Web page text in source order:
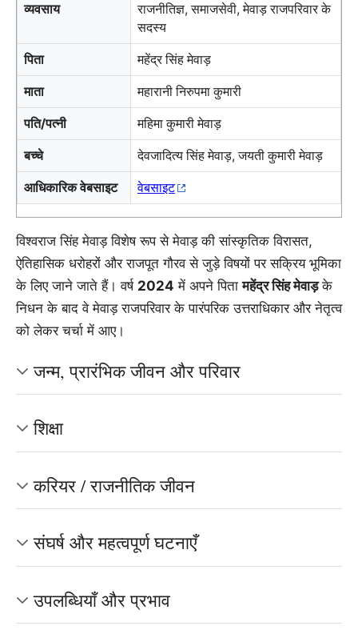
व्यवसाय
राजनीतिज्ञ, समाजसेवी, मेवाड़ राजपरिवार के
सदस्य
पिता महेंद्र सिंह मेवाड़
माता महारानी निरुपमा कुमारी
पति/पत्नी महिमा कुमारी मेवाड़
बच्चे देवजादित्य सिंह मेवाड़, जयती कुमारी मेवाड़
आधिकारिक वेबसाइट वेबसाइट
विश्वराज सिंह मेवाड़ विशेष रूप से मेवाड़ की सांस्कृतिक विरासत,
ऐतिहासिक धरोहरों और राजपूत गौरव से जुड़े विषयों पर सक्रिय भूमिका
के लिए जाने जाते हैं। वर्ष 2024 में अपने पितामहेंद्र सिंह मेवाड़के
निधन के बाद वे मेवाड़ राजपरिवार के पारंपरिक उत्तराधिकार और नेतृत्व
को लेकर चर्चा में आए।
जन्म, प्रारंभिक जीवन और परिवार
शिक्षा
करियर / राजनीतिक जीवन
संघर्ष और महत्वपूर्ण घटनाएँ
उपलब्धियाँ और प्रभाव